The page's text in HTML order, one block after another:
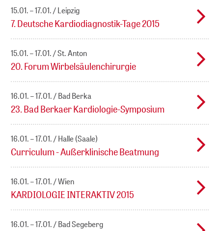
15.01. – 17.01. Leipzig
7. Deutsche Kardiodiagnostik-Tage 2015
15.01. – 17.01. St. Anton
20. Forum Wirbelsäulenchirurgie
16.01. – 17.01. Bad Berka
23. Bad Berkaer Kardiologie-Symposium
16.01. – 17.01. Halle (Saale)
Curriculum - Außerklinische Beatmung
16.01. – 17.01. Wien
KARDIOLOGIE INTERAKTIV 2015
16.01. – 17.01. Bad Segeberg